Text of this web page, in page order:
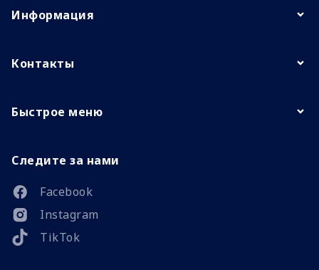
Информация
Контакты
Быстрое меню
Следите за нами
Facebook
Instagram
TikTok